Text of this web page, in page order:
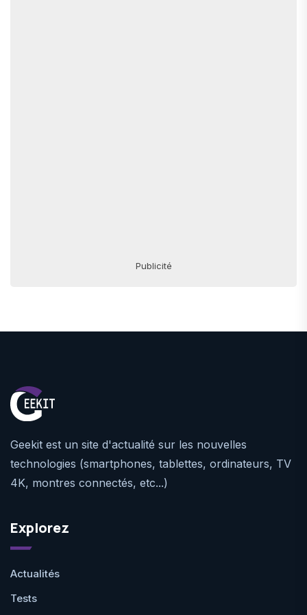
Publicité
Geekit est un site d'actualité sur les nouvelles
technologies (smartphones, tablettes, ordinateurs, TV
4K, montres connectés, etc...)
Explorez
Actualités
Tests